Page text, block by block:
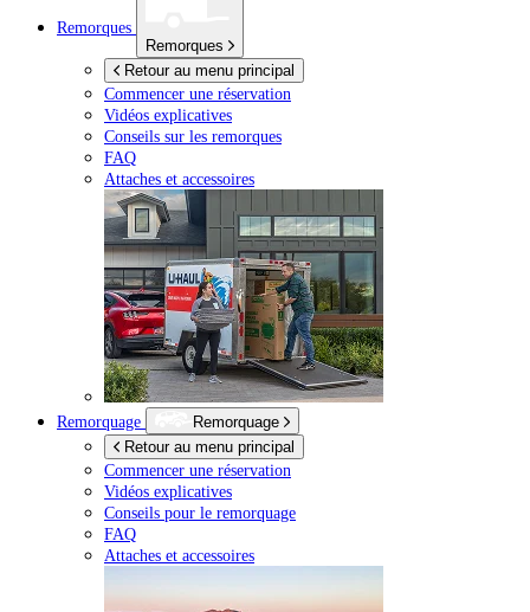
Remorques
Remorques
Retour au menu principal
Commencer une réservation
Vidéos explicatives
Conseils sur les remorques
FAQ
Attaches et accessoires
Remorquage
Remorquage
Retour au menu principal
Commencer une réservation
Vidéos explicatives
Conseils pour le remorquage
FAQ
Attaches et accessoires